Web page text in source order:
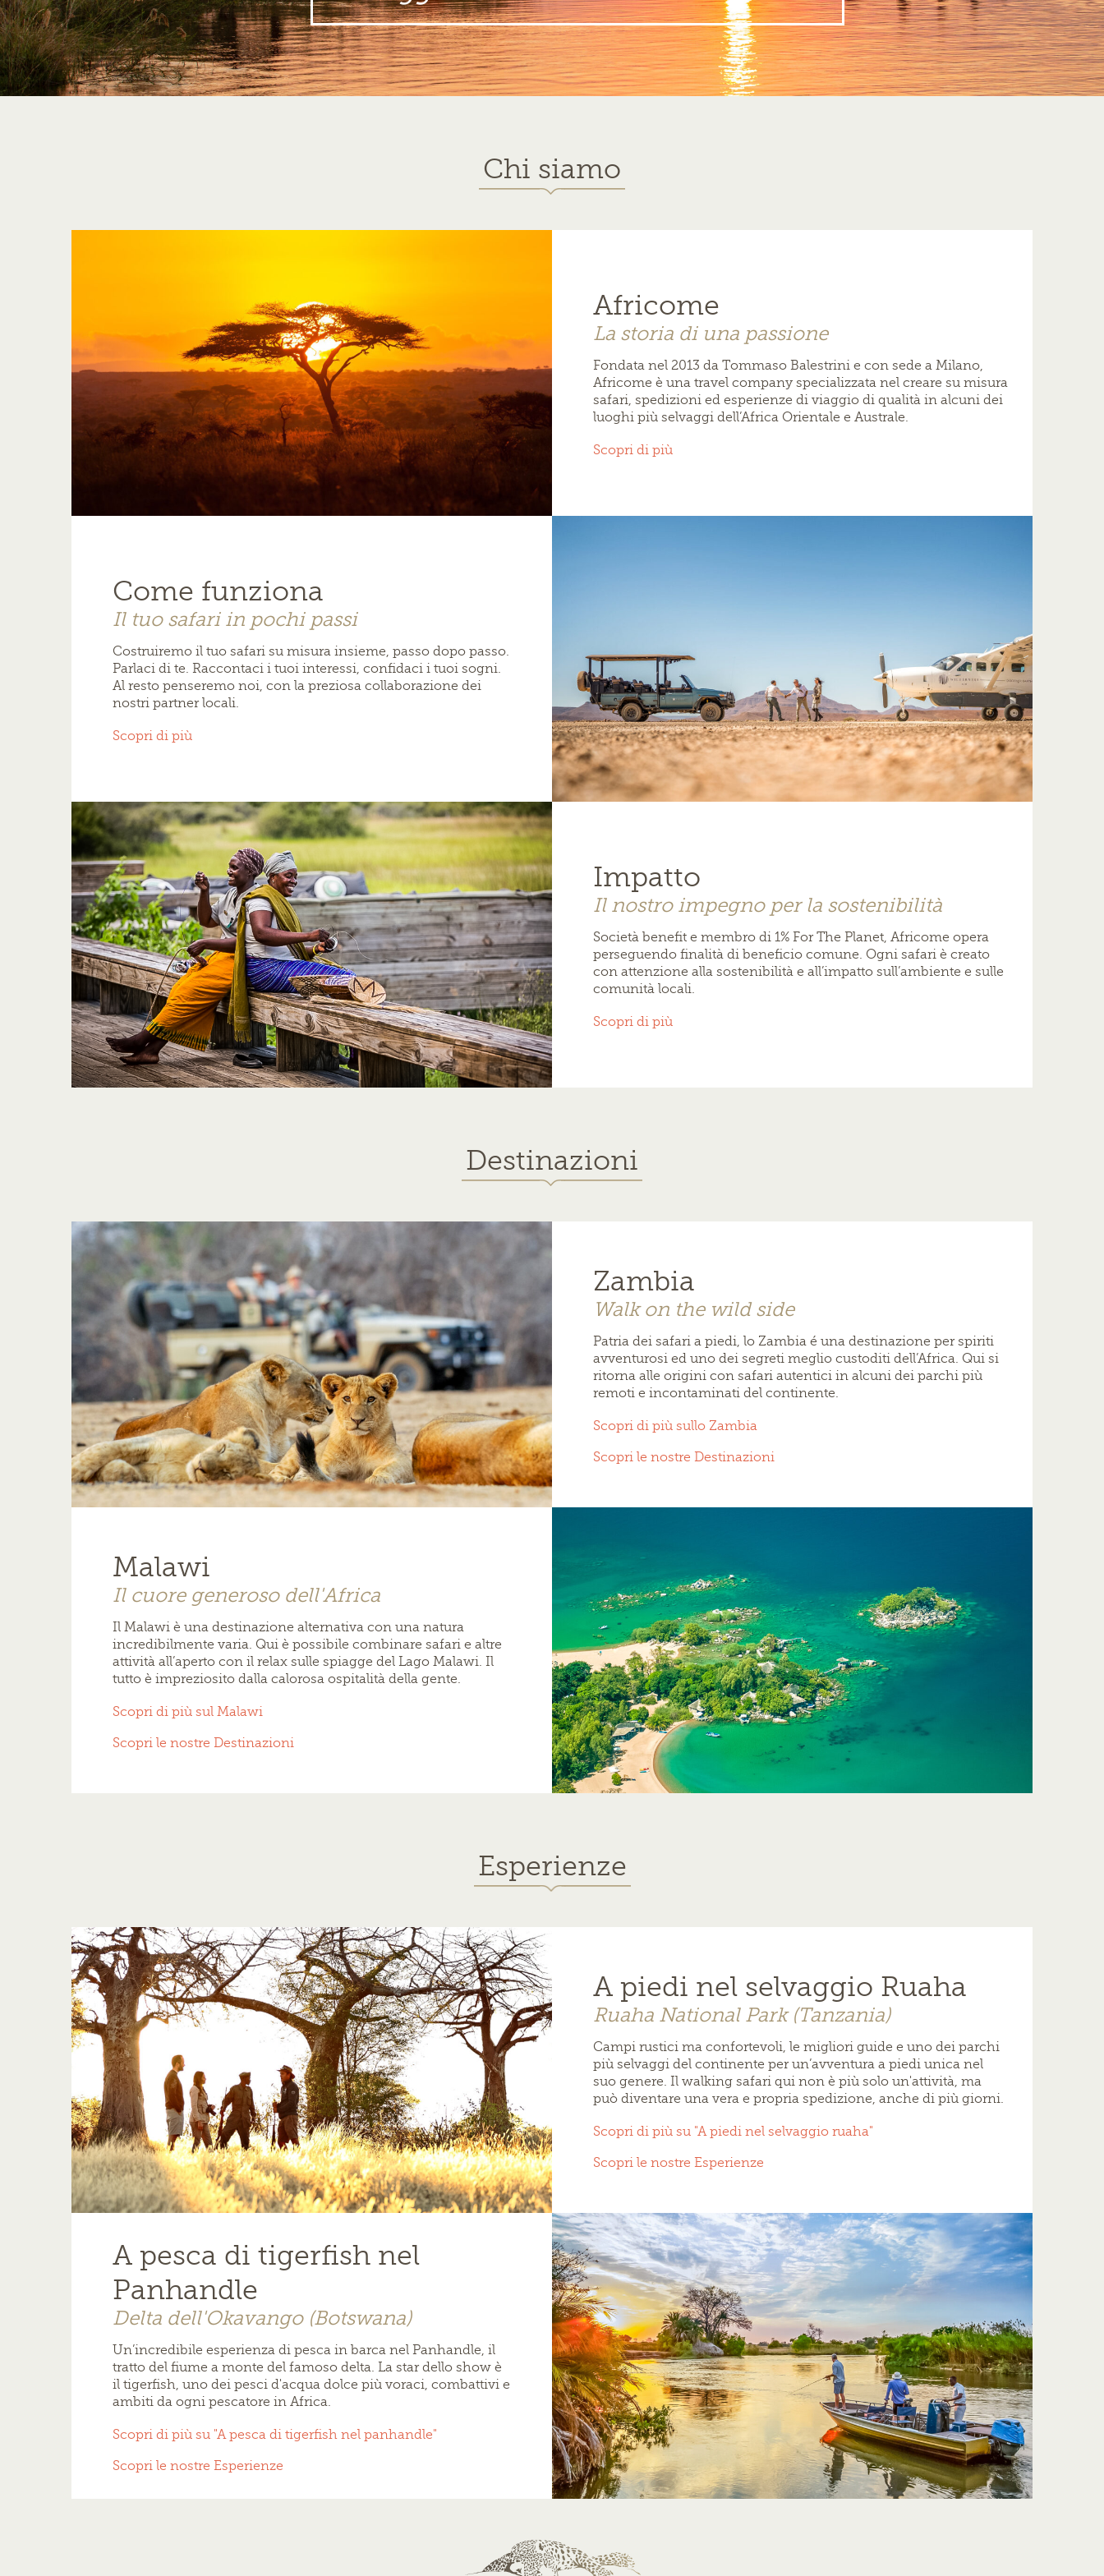
Chi siamo
Africome
La storia di una passione
Fondata nel 2013 da Tommaso Balestrini e con sede a Milano,
Africome è una travel company specializzata nel creare su misura
safari, spedizioni ed esperienze di viaggio di qualità in alcuni dei
luoghi più selvaggi dell’Africa Orientale e Australe.
Scopri di più
Come funziona
Il tuo safari in pochi passi
Costruiremo il tuo safari su misura insieme, passo dopo passo.
Parlaci di te. Raccontaci i tuoi interessi, confidaci i tuoi sogni.
Al resto penseremo noi, con la preziosa collaborazione dei
nostri partner locali.
Scopri di più
Impatto
Il nostro impegno per la sostenibilità
Società benefit e membro di 1% For The Planet, Africome opera
perseguendo finalità di beneficio comune. Ogni safari è creato
con attenzione alla sostenibilità e all’impatto sull’ambiente e sulle
comunità locali.
Scopri di più
Destinazioni
Zambia
Walk on the wild side
Patria dei safari a piedi, lo Zambia é una destinazione per spiriti
avventurosi ed uno dei segreti meglio custoditi dell’Africa. Qui si
ritorna alle origini con safari autentici in alcuni dei parchi più
remoti e incontaminati del continente.
Scopri di più sullo Zambia
Scopri le nostre Destinazioni
Malawi
Il cuore generoso dell'Africa
Il Malawi è una destinazione alternativa con una natura
incredibilmente varia. Qui è possibile combinare safari e altre
attività all’aperto con il relax sulle spiagge del Lago Malawi. Il
tutto è impreziosito dalla calorosa ospitalità della gente.
Scopri di più sul Malawi
Scopri le nostre Destinazioni
Esperienze
A piedi nel selvaggio Ruaha
Ruaha National Park (Tanzania)
Campi rustici ma confortevoli, le migliori guide e uno dei parchi
più selvaggi del continente per un’avventura a piedi unica nel
suo genere. Il walking safari qui non è più solo un'attività, ma
può diventare una vera e propria spedizione, anche di più giorni.
Scopri di più su "A piedi nel selvaggio ruaha"
Scopri le nostre Esperienze
A pesca di tigerfish nel
Panhandle
Delta dell'Okavango (Botswana)
Un’incredibile esperienza di pesca in barca nel Panhandle, il
tratto del fiume a monte del famoso delta. La star dello show è
il tigerfish, uno dei pesci d'acqua dolce più voraci, combattivi e
ambiti da ogni pescatore in Africa.
Scopri di più su "A pesca di tigerfish nel panhandle"
Scopri le nostre Esperienze